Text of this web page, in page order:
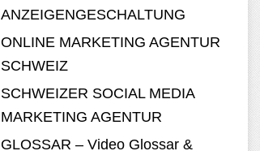
ANZEIGENGESCHALTUNG
ONLINE MARKETING AGENTUR
SCHWEIZ
SCHWEIZER SOCIAL MEDIA
MARKETING AGENTUR
GLOSSAR – Video Glossar &